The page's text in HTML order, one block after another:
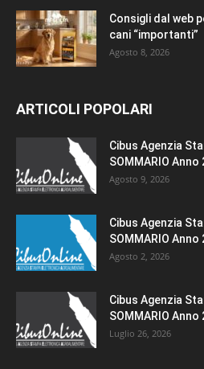
Consigli dal web
cani “importanti”
Agosto 8, 2026
ARTICOLI POPOLARI
Cibus Agenzia
SOMMARIO Anno
Agosto 9, 2026
Cibus Agenzia
SOMMARIO Anno
Agosto 2, 2026
Cibus Agenzia
SOMMARIO Anno
Luglio 26, 2026